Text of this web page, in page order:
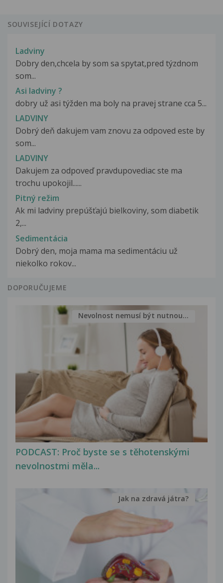
SOUVISEJÍCÍ DOTAZY
Ladviny
Dobry den,chcela by som sa spytat,pred týzdnom
som...
Asi ladviny ?
dobry už asi týžden ma boly na pravej strane cca 5...
LADVINY
Dobrý deň dakujem vam znovu za odpoved este by
som...
LADVINY
Dakujem za odpoveď pravdupovediac ste ma
trochu upokojil......
Pitný režim
Ak mi ladviny prepúšťajú bielkoviny, som diabetik
2,...
Sedimentácia
Dobrý den, moja mama ma sedimentáciu už
niekolko rokov...
DOPORUČUJEME
PODCAST: Proč byste se s těhotenskými
nevolnostmi měla...
Nevolnost nemusí být nutnou...
Jak na zdravá játra?